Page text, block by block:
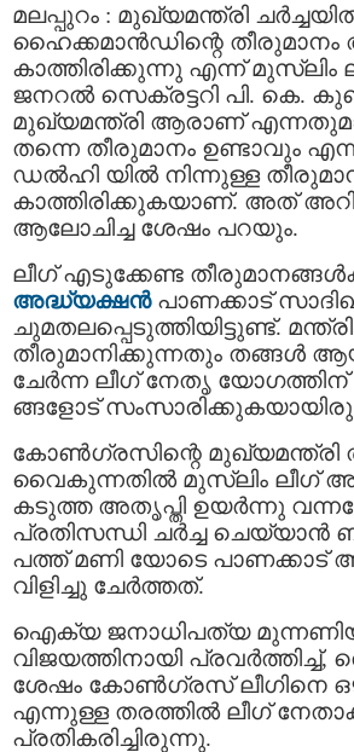
മലപ്പുറം : മുഖ്യമന്ത്രി
ഹൈക്കമാൻഡിന്റെ തീരുമാനം
കാത്തിരിക്കുന്നു എന്ന് മുസ്ലിം
ജനറൽ സെക്രട്ടറി പി. കെ.
മുഖ്യമന്ത്രി ആരാണ്
തന്നെ തീരുമാനം ഉണ്ടാവും
ഡൽഹി യിൽ നിന്നുള്ള
കാത്തിരിക്കുകയാണ്. അത്
ആലോചിച്ച ശേഷം പറയും.
ലീഗ് എടുക്കേണ്ട
അദ്ധ്യക്ഷൻ പാണക്കാട്
ചുമതലപ്പെടുത്തിയിട്ടുണ്ട്.
തീരുമാനിക്കുന്നതും തങ്ങൾ
ചേർന്ന ലീഗ് നേതൃ യോഗത്തിന്
ങ്ങളോട്
കോണ്‍ഗ്രസിന്റെ മുഖ്യമന്ത്രി
വൈകുന്നതിൽ മുസ്ലിം ലീഗ്
കടുത്ത അതൃപ്തി ഉയർന്നു
പ്രതിസന്ധി ചർച്ച ചെയ്യാൻ
പത്ത് മണി യോടെ പാണക്കാട്
വിളിച്ചു ചേർത്തത്.
ഐക്യ ജനാധിപത്യ
വിജയത്തിനായി പ്രവർത്തിച്ച്‌,
ശേഷം കോൺഗ്രസ് ലീഗിനെ
എന്നുള്ള തരത്തിൽ ലീഗ്
പ്രതികരിച്ചിരുന്നു.